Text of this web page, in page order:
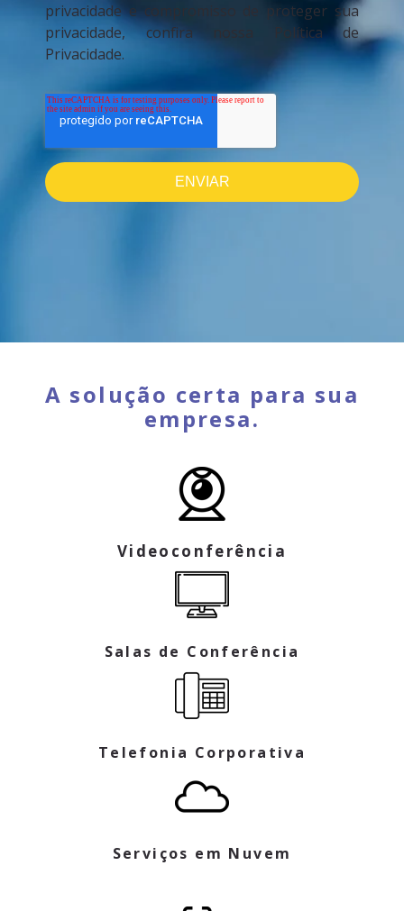
privacidade e compromisso de proteger sua
privacidade, confira nossa Política de
Privacidade.
A solução certa para sua
empresa.
Videoconferência
Salas de Conferência
Telefonia Corporativa
Serviços em Nuvem